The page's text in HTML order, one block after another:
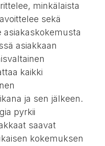
minkälaista
sekä
asiakaskokemusta
asiakkaan
kaikki
ja sen jälkeen.
pyrkii
saavat
kokemuksen